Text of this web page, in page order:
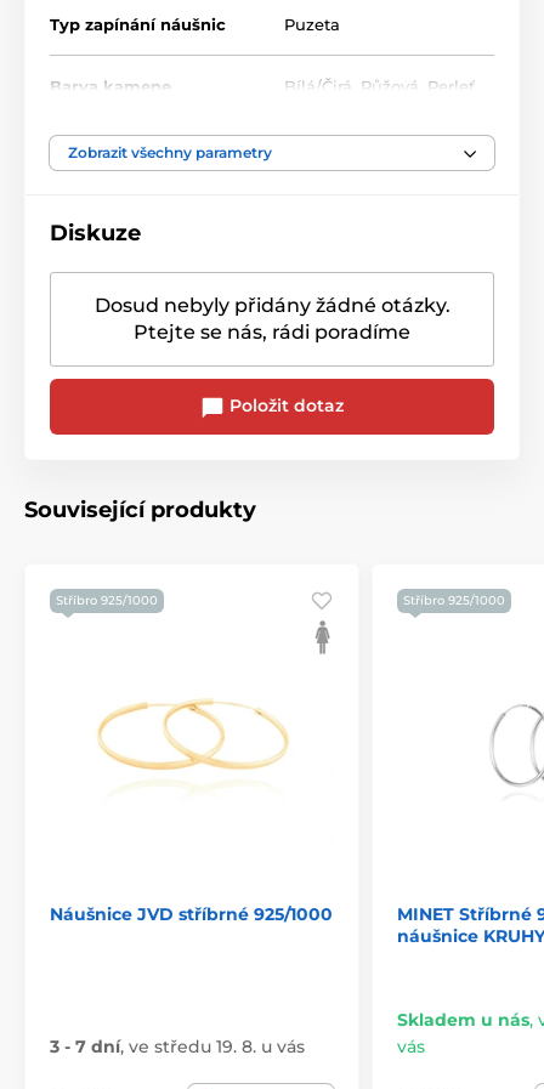
Typ zapínání náušnic Puzeta
Barva kamene Bílá/Čirá Růžová Perleť
Zobrazit všechny parametry
Diskuze
Dosud nebyly přidány žádné otázky.
Ptejte se nás, rádi poradíme
Položit dotaz
Související produkty
Stříbro 925/1000
Náušnice JVD stříbrné 925/1000
3 - 7 dní, ve středu 19. 8. u vás
Stříbro 925/1000
MINET Stříbrné
náušnice
Skladem u nás,
vás